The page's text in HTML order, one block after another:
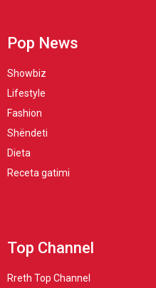
Pop News
Showbiz
Lifestyle
Fashion
Shëndeti
Dieta
Receta gatimi
Top Channel
Rreth Top Channel